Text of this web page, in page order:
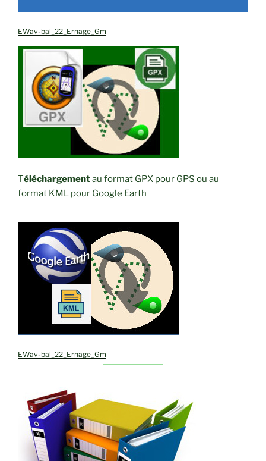
EWav-bal_22_Ernage_Gm
Téléchargementau format GPX pour GPS ou au
format KML pour Google Earth
EWav-bal_22_Ernage_Gm